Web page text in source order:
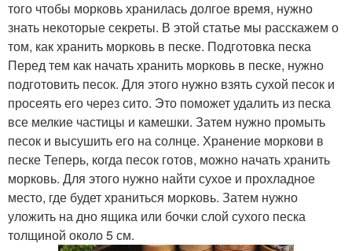
того чтобы морковь хранилась долгое время, нужно
знать некоторые секреты. В этой статье мы расскажем о
том, как хранить морковь в песке. Подготовка песка
Перед тем как начать хранить морковь в песке, нужно
подготовить песок. Для этого нужно взять сухой песок и
просеять его через сито. Это поможет удалить из песка
все мелкие частицы и камешки. Затем нужно промыть
песок и высушить его на солнце. Хранение моркови в
песке Теперь, когда песок готов, можно начать хранить
морковь. Для этого нужно найти сухое и прохладное
место, где будет храниться морковь. Затем нужно
уложить на дно ящика или бочки слой сухого песка
толщиной около 5 см.